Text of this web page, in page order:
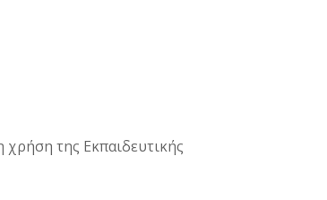
χρήση της Εκπαιδευτικής